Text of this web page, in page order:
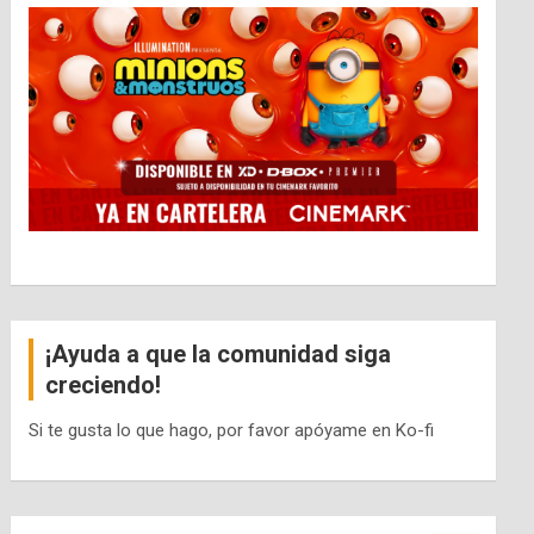
¡Ayuda a que la comunidad siga
creciendo!
Si te gusta lo que hago, por favor apóyame en Ko-fi